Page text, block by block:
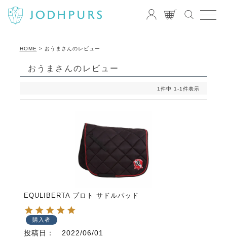
HOME おうまさんのレビュー
おうまさんのレビュー
1件中 1-1件表示
EQULIBERTA プロト サドルパッド
購入者
投稿日 2022/06/01